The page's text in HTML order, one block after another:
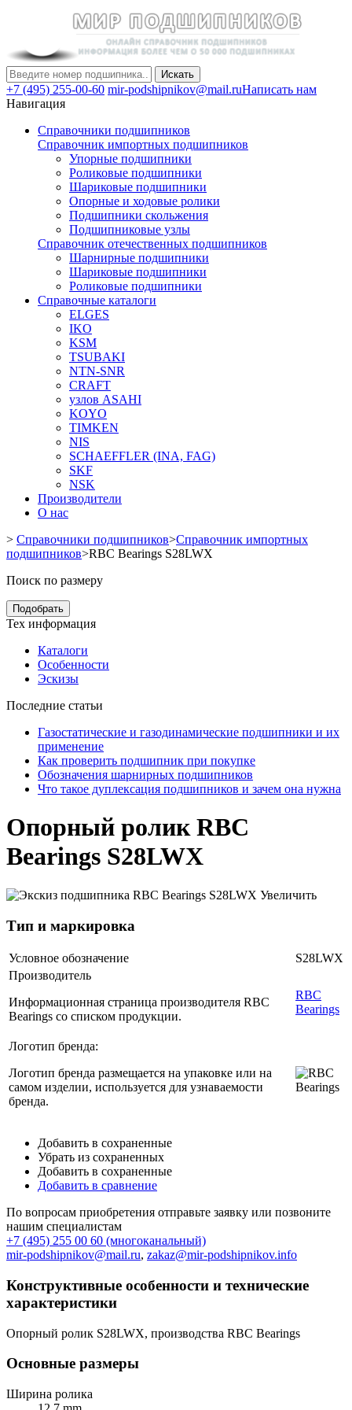
Искать
+7 (495) 255-00-60 mir-podshipnikov@mail.ruНаписать нам
Навигация
Справочники подшипников
Справочник импортных подшипников
Упорные подшипники
Роликовые подшипники
Шариковые подшипники
Опорные и ходовые ролики
Подшипники скольжения
Подшипниковые узлы
Справочник отечественных подшипников
Шарнирные подшипники
Шариковые подшипники
Роликовые подшипники
Справочные каталоги
ELGES
IKO
KSM
TSUBAKI
NTN-SNR
CRAFT
узлов ASAHI
KOYO
TIMKEN
NIS
SCHAEFFLER (INA, FAG)
SKF
NSK
Производители
О нас
> Справочники подшипников>Справочник импортных
подшипников>RBC Bearings S28LWX
Поиск по размеру
Подобрать
Тех информация
Каталоги
Особенности
Эскизы
Последние статьи
Газостатические и газодинамические подшипники и их
применение
Как проверить подшипник при покупке
Обозначения шарнирных подшипников
Что такое дуплексация подшипников и зачем она нужна
Опорный ролик RBC
Bearings S28LWX
Увеличить
Тип и маркировка
Условное обозначение
S28LWX
Производитель
Информационная страница производителя RBC
Bearings со списком продукции.
RBC
Bearings
Логотип бренда:
Логотип бренда размещается на упаковке или на
самом изделии, используется для узнаваемости
бренда.
Добавить в сохраненные
Убрать из сохраненных
Добавить в сохраненные
Добавить в сравнение
По вопросам приобретения отправьте заявку или позвоните
нашим специалистам
+7 (495) 255 00 60 (многоканальный)
mir-podshipnikov@mail.ru, zakaz@mir-podshipnikov.info
Конструктивные особенности и технические
характеристики
Опорный ролик S28LWX, производства RBC Bearings
Основные размеры
Ширина ролика